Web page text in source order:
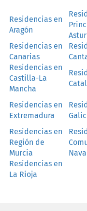
Residencias en
Aragón
Residencias en
Canarias
Residencias en
Castilla-La
Mancha
Residencias en
Extremadura
Residencias en
Región de
Murcia
Residencias en
La Rioja